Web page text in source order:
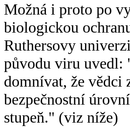
Možná i proto po
biologickou
Ruthersovy
původu viru uvedl:
domnívat, že vědci
bezpečnostní
stupeň." (viz níže)